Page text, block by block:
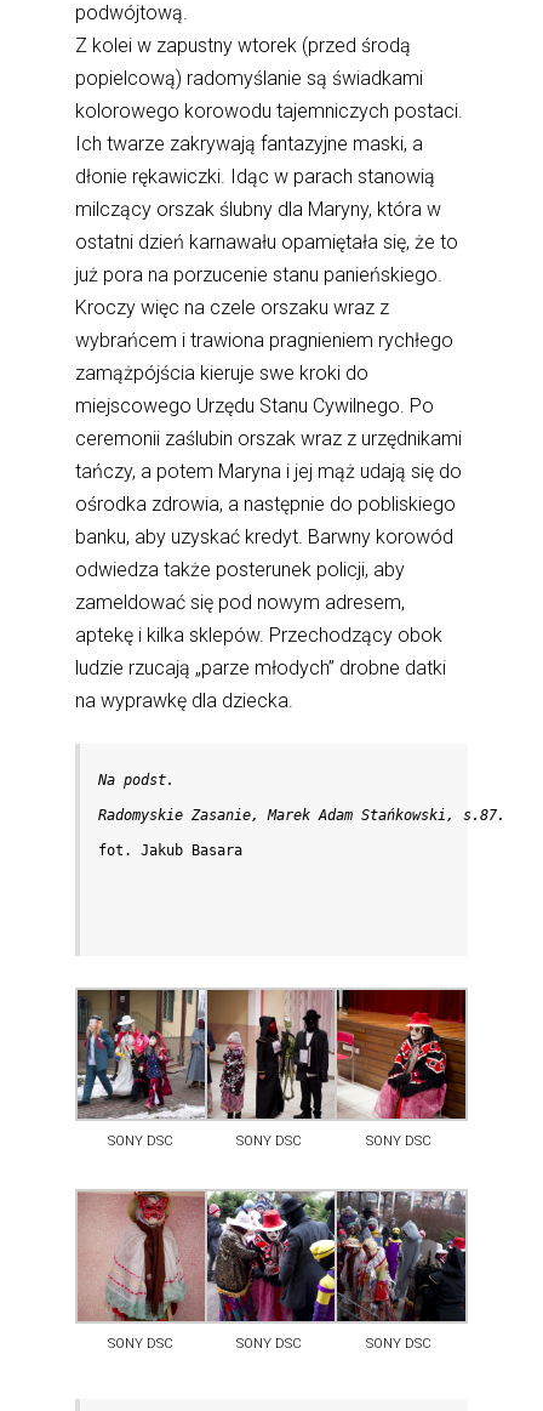
podwójtową.
Z kolei w zapustny wtorek (przed środą
popielcową) radomyślanie są świadkami
kolorowego korowodu tajemniczych postaci.
Ich twarze zakrywają fantazyjne maski, a
dłonie rękawiczki. Idąc w parach stanowią
milczący orszak ślubny dla Maryny, która w
ostatni dzień karnawału opamiętała się, że to
już pora na porzucenie stanu panieńskiego.
Kroczy więc na czele orszaku wraz z
wybrańcem i trawiona pragnieniem rychłego
zamążpójścia kieruje swe kroki do
miejscowego Urzędu Stanu Cywilnego. Po
ceremonii zaślubin orszak wraz z urzędnikami
tańczy, a potem Maryna i jej mąż udają się do
ośrodka zdrowia, a następnie do pobliskiego
banku, aby uzyskać kredyt. Barwny korowód
odwiedza także posterunek policji, aby
zameldować się pod nowym adresem,
aptekę i kilka sklepów. Przechodzący obok
ludzie rzucają „parze młodych” drobne datki
na wyprawkę dla dziecka.
Na podst.
fot. Jakub Basara
SONY DSC SONY DSC SONY DSC
SONY DSC SONY DSC SONY DSC